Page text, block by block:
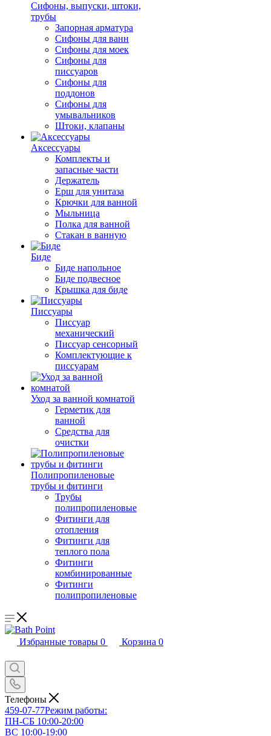
Сифоны, выпуски, штоки,
трубы
Запорная арматура
Сифоны для ванн
Сифоны для моек
Сифоны для
писсуаров
Сифоны для
поддонов
Сифоны для
умывальников
Штоки, клапаны
Аксессуары
Комплекты и
запасные части
Держатель
Ерш для унитаза
Крючки для ванной
Мыльница
Полка для ванной
Стакан в ванную
Биде
Биде напольное
Биде подвесное
Крышка для биде
Писсуары
Писсуар
механический
Писсуар сенсорный
Комплектующие к
писсуарам
Уход за ванной комнатой
Герметик для
ванной
Средства для
очистки
Полипропиленовые
трубы и фитинги
Трубы
полипропиленовые
Фитинги для
отопления
Фитинги для
теплого пола
Фитинги
комбинированные
Фитинги
полипропиленовые
Избранные товары 0 Корзина 0
Телефоны
459-07-77Режим работы:
ПН-СБ 10:00-20:00
ВС 10:00-19:00